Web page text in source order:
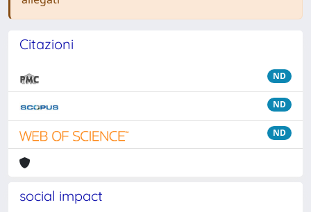
Citazioni
ND
ND
ND
social impact